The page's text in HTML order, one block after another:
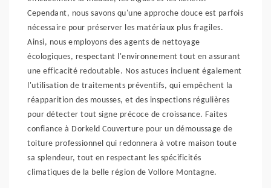
Cependant, nous savons qu'une approche douce est parfois
nécessaire pour préserver les matériaux plus fragiles.
Ainsi, nous employons des agents de nettoyage
écologiques, respectant l'environnement tout en assurant
une efficacité redoutable. Nos astuces incluent également
l'utilisation de traitements préventifs, qui empêchent la
réapparition des mousses, et des inspections régulières
pour détecter tout signe précoce de croissance. Faites
confiance à Dorkeld Couverture pour un démoussage de
toiture professionnel qui redonnera à votre maison toute
sa splendeur, tout en respectant les spécificités
climatiques de la belle région de Vollore Montagne.